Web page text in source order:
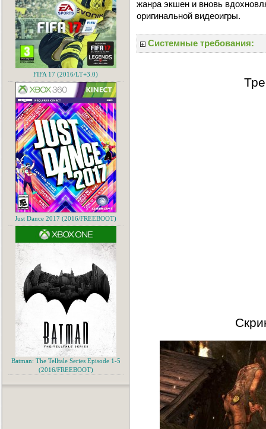
жанра экшен и вновь
оригинальной видеоигры.
Системные требования:
FIFA 17 (2016/LT+3.0)
Just Dance 2017 (2016/FREEBOOT)
Batman: The Telltale Series Episode 1-5
(2016/FREEBOOT)